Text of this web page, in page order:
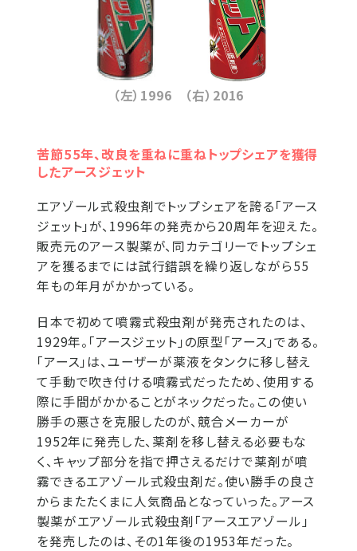
（左）1996 （右）2016
苦節55年、改良を重ねに重ねトップシェアを獲得
したアースジェット
エアゾール式殺虫剤でトップシェアを誇る「アース
ジェット」が、1996年の発売から20周年を迎えた。
販売元のアース製薬が、同カテゴリーでトップシェ
アを獲るまでには試行錯誤を繰り返しながら55
年もの年月がかかっている。
日本で初めて噴霧式殺虫剤が発売されたのは、
1929年。「アースジェット」の原型「アース」である。
「アース」は、ユーザーが薬液をタンクに移し替え
て手動で吹き付ける噴霧式だったため、使用する
際に手間がかかることがネックだった。この使い
勝手の悪さを克服したのが、競合メーカーが
1952年に発売した、薬剤を移し替える必要もな
く、キャップ部分を指で押さえるだけで薬剤が噴
霧できるエアゾール式殺虫剤だ。使い勝手の良さ
からまたたくまに人気商品となっていった。アース
製薬がエアゾール式殺虫剤「アースエアゾール」
を発売したのは、その1年後の1953年だった。